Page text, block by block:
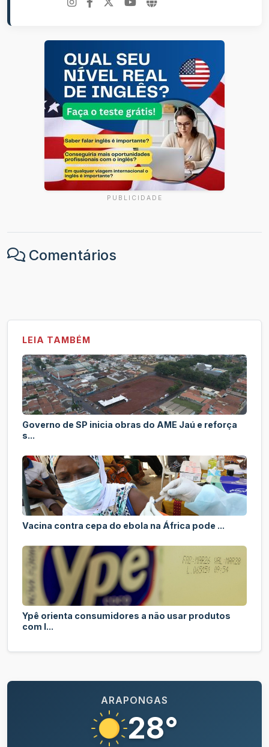
PUBLICIDADE
Comentários
LEIA TAMBÉM
Governo de SP inicia obras do AME Jaú e reforça
s...
Vacina contra cepa do ebola na África pode ...
Ypê orienta consumidores a não usar produtos
com l...
ARAPONGAS
28°